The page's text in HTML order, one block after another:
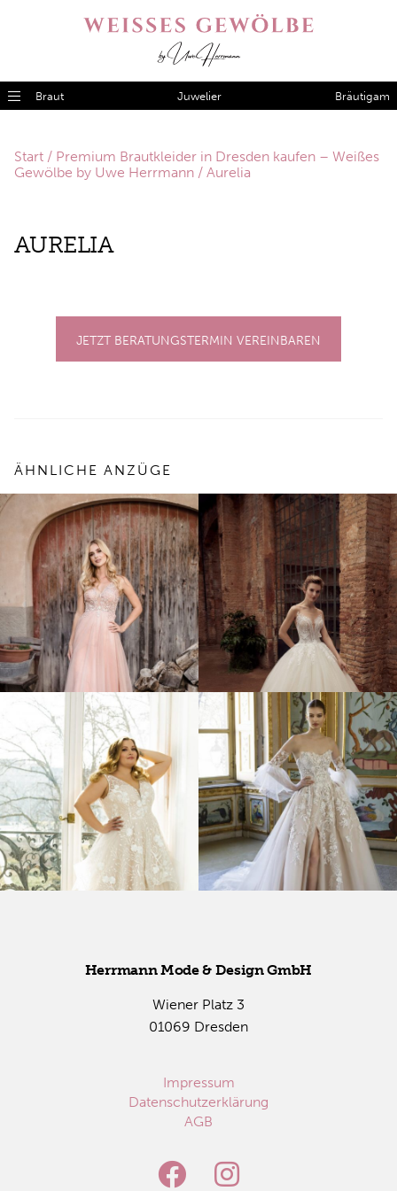
Braut Juwelier Bräutigam
Start / Premium Brautkleider in Dresden kaufen – Weißes
Gewölbe by Uwe Herrmann / Aurelia
AU­RE­LIA
JETZT BERATUNGSTERMIN VEREINBAREN
ÄHNLICHE ANZÜGE
Herr­mann Mode & De­sign GmbH
Wie­ner Platz 3
01069 Dres­den
Impressum
Datenschutzerklärung
AGB